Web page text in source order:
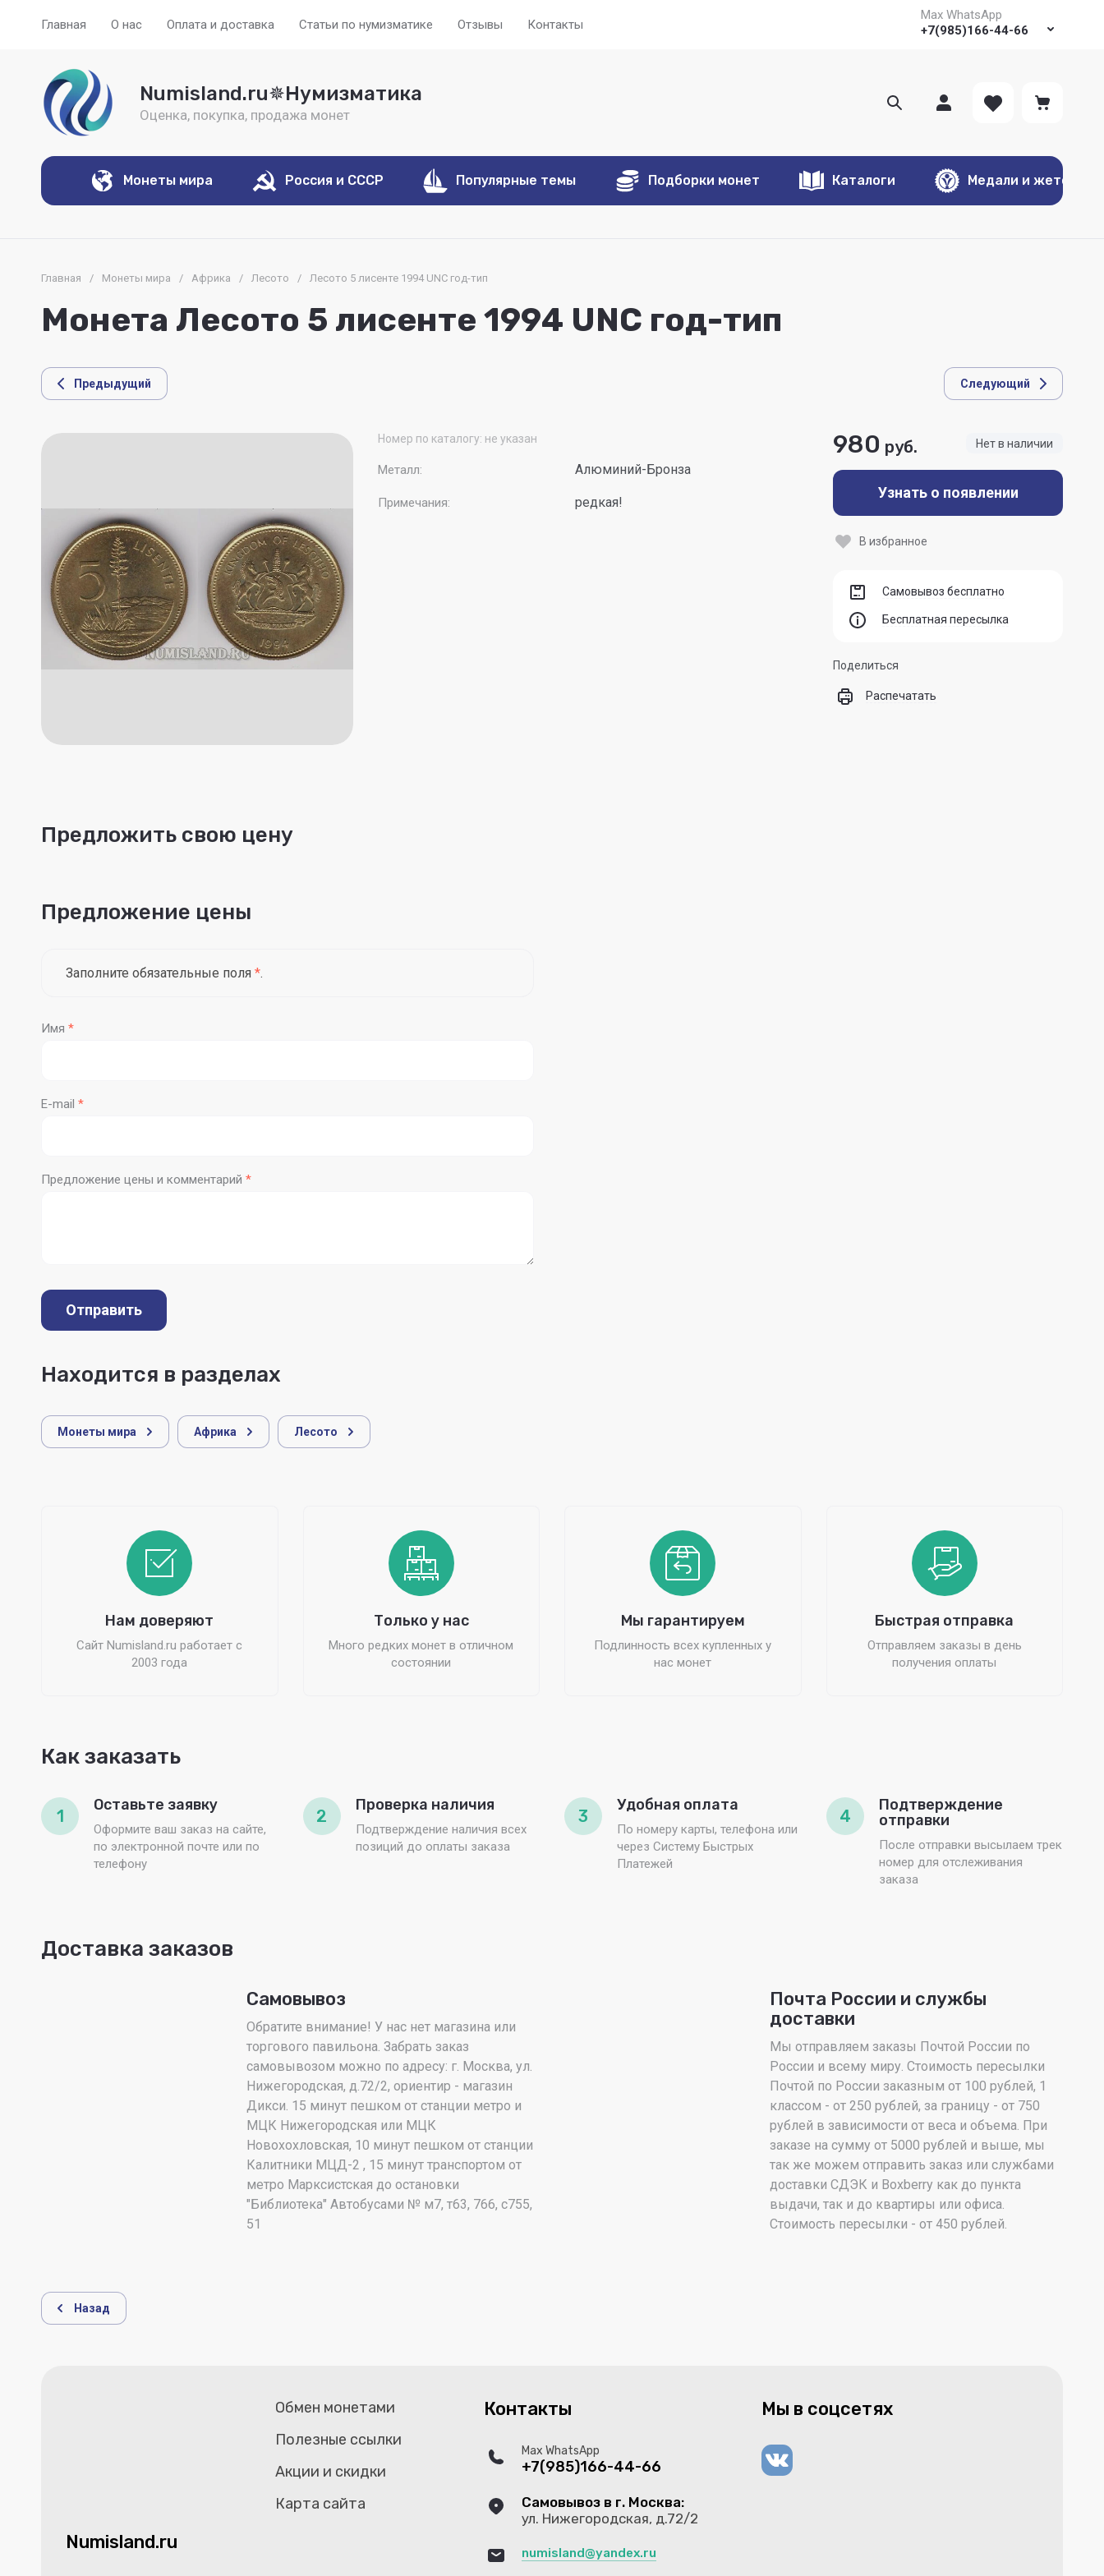
Главная О нас Оплата и доставка Статьи по нумизматике Отзывы Контакты
Max WhatsApp
+7(985)166-44-66
Numisland.ru✵Нумизматика
Оценка, покупка, продажа монет
Монеты мира Россия и СССР Популярные темы Подборки монет Каталоги Медали и жетоны
Главная / Монеты мира / Африка / Лесото / Лесото 5 лисенте 1994 UNC год-тип
Монета Лесото 5 лисенте 1994 UNC год-тип
Предыдущий Следующий
Номер по каталогу: не указан
Металл: Алюминий-Бронза
Примечания: редкая!
Нет в наличии
980 руб.
Узнать о появлении
В избранное
Самовывоз бесплатно
Бесплатная пересылка
Поделиться
Распечатать
Предложить свою цену
Предложение цены
Заполните обязательные поля *.
Имя *
E-mail *
Предложение цены и комментарий *
Отправить
Находится в разделах
Монеты мира Африка Лесото
Нам доверяют
Сайт Numisland.ru работает с
2003 года
Только у нас
Много редких монет в отличном
состоянии
Мы гарантируем
Подлинность всех купленных у
нас монет
Быстрая отправка
Отправляем заказы в день
получения оплаты
Как заказать
1
Оставьте заявку
Оформите ваш заказ на сайте,
по электронной почте или по
телефону
2
Проверка наличия
Подтверждение наличия всех
позиций до оплаты заказа
3
Удобная оплата
По номеру карты, телефона или
через Систему Быстрых
Платежей
4
Подтверждение
отправки
После отправки высылаем трек
номер для отслеживания
заказа
Доставка заказов
Самовывоз
Обратите внимание! У нас нет магазина или
торгового павильона. Забрать заказ
самовывозом можно по адресу: г. Москва, ул.
Нижегородская, д.72/2, ориентир - магазин
Дикси. 15 минут пешком от станции метро и
МЦК Нижегородская или МЦК
Новохохловская, 10 минут пешком от станции
Калитники МЦД-2 , 15 минут транспортом от
метро Марксистская до остановки
"Библиотека" Автобусами № м7, т63, 766, с755,
51
Почта России и службы
доставки
Мы отправляем заказы Почтой России по
России и всему миру. Стоимость пересылки
Почтой по России заказным от 100 рублей, 1
классом - от 250 рублей, за границу - от 750
рублей в зависимости от веса и объема. При
заказе на сумму от 5000 рублей и выше, мы
так же можем отправить заказ или службами
доставки СДЭК и Boxberry как до пункта
выдачи, так и до квартиры или офиса.
Стоимость пересылки - от 450 рублей.
Назад
Numisland.ru
Обмен монетами
Полезные ссылки
Акции и скидки
Карта сайта
Контакты
Max WhatsApp
+7(985)166-44-66
Самовывоз в г. Москва:
ул. Нижегородская, д.72/2
numisland@yandex.ru
Мы в соцсетях